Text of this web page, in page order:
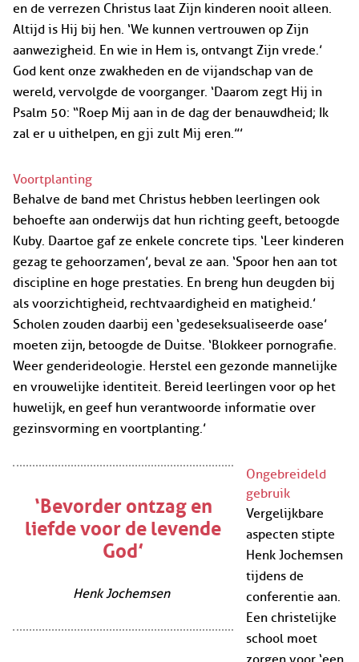
en de verrezen Christus laat Zijn kinderen nooit alleen.
Altijd is Hij bij hen. ‘We kunnen vertrouwen op Zijn
aanwezigheid. En wie in Hem is, ontvangt Zijn vrede.’
God kent onze zwakheden en de vijandschap van de
wereld, vervolgde de voorganger. ‘Daarom zegt Hij in
Psalm 50: “Roep Mij aan in de dag der benauwdheid; Ik
zal er u uithelpen, en gji zult Mij eren.”’
Voortplanting
Behalve de band met Christus hebben leerlingen ook
behoefte aan onderwijs dat hun richting geeft, betoogde
Kuby. Daartoe gaf ze enkele concrete tips. ‘Leer kinderen
gezag te gehoorzamen’, beval ze aan. ‘Spoor hen aan tot
discipline en hoge prestaties. En breng hun deugden bij
als voorzichtigheid, rechtvaardigheid en matigheid.’
Scholen zouden daarbij een ‘gedeseksualiseerde oase’
moeten zijn, betoogde de Duitse. ‘Blokkeer pornografie.
Weer genderideologie. Herstel een gezonde mannelijke
en vrouwelijke identiteit. Bereid leerlingen voor op het
huwelijk, en geef hun verantwoorde informatie over
gezinsvorming en voortplanting.’
‘Bevorder ontzag en
liefde voor de levende
God’
Henk Jochemsen
Ongebreideld
gebruik
Vergelijkbare
aspecten stipte
Henk Jochemsen
tijdens de
conferentie aan.
Een christelijke
school moet